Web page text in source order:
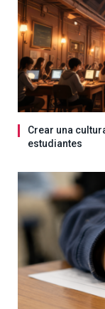
Crear una
estudiantes